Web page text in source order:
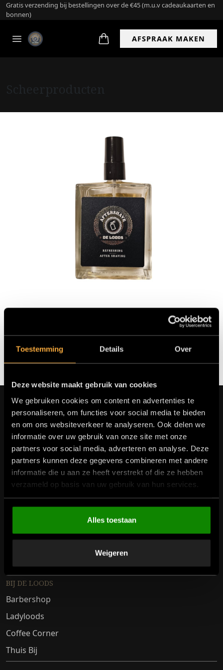
Toestemming Details Over
Deze website maakt gebruik van cookies
We gebruiken cookies om content en advertenties te
personaliseren, om functies voor social media te bieden
en om ons websiteverkeer te analyseren. Ook delen we
informatie over uw gebruik van onze site met onze
partners voor social media, adverteren en analyse. Deze
partners kunnen deze gegevens combineren met andere
informatie die u aan ze heeft verstrekt of die ze hebben
verzameld op basis van uw gebruik van hun services.
Alles toestaan
Weigeren
Gratis verzending bij bestellingen over de €45 (m.u.v cadeaukaarten en
bonnen)
AFSPRAAK MAKEN
De Loods Aftershave
v.a. €24,95
SERVICE
Cadeaukaart
Vacatures
Retourneren
Veelgestelde vragen
Privacy Policy
BIJ DE LOODS
Barbershop
Ladyloods
Coffee Corner
Thuis Bij